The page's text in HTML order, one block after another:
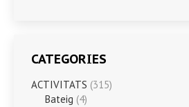
CATEGORIES
ACTIVITATS (315)
Bateig (4)